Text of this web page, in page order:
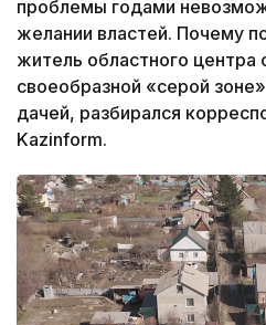
проблемы годами
желании властей. Почему
житель областного центра
своеобразной «серой
дачей, разбирался
Kazinform.